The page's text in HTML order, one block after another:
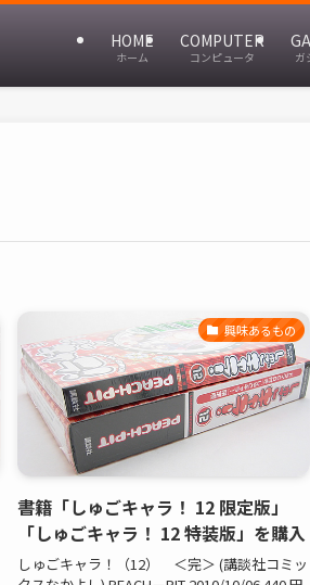
HOME
ホーム
COMPUTER
コンピュータ ガ
興味あるもの
書籍「しゅごキャラ！ 12 限定版」
「しゅごキャラ！ 12 特装版」を購入
しゅごキャラ！（12） ＜完＞ (講談社コミッ